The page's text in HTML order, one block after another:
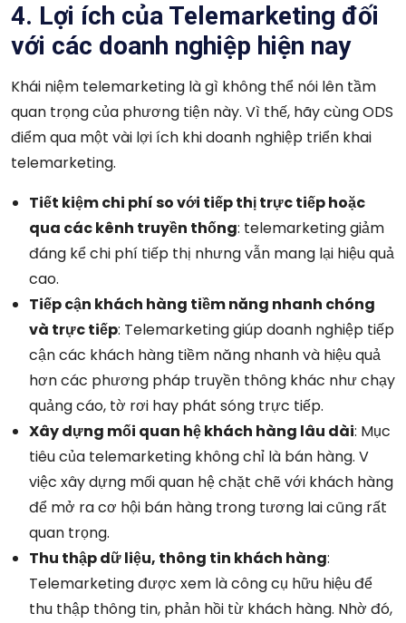
4. Lợi ích của Telemarketing đối
với các doanh nghiệp hiện nay
Khái niệm telemarketing là gì không thể nói lên tầm
quan trọng của phương tiện này. Vì thế, hãy cùng ODS
điểm qua một vài lợi ích khi doanh nghiệp triển khai
telemarketing.
Tiết kiệm chi phí so với tiếp thị trực tiếp hoặc
qua các kênh truyền thống: telemarketing giảm
đáng kể chi phí tiếp thị nhưng vẫn mang lại hiệu quả
cao.
Tiếp cận khách hàng tiềm năng nhanh chóng
và trực tiếp: Telemarketing giúp doanh nghiệp tiếp
cận các khách hàng tiềm năng nhanh và hiệu quả
hơn các phương pháp truyền thông khác như chạy
quảng cáo, tờ rơi hay phát sóng trực tiếp.
Xây dựng mối quan hệ khách hàng lâu dài: Mục
tiêu của telemarketing không chỉ là bán hàng. V
việc xây dựng mối quan hệ chặt chẽ với khách hàng
để mở ra cơ hội bán hàng trong tương lai cũng rất
quan trọng.
Thu thập dữ liệu, thông tin khách hàng:
Telemarketing được xem là công cụ hữu hiệu để
thu thập thông tin, phản hồi từ khách hàng. Nhờ đó,